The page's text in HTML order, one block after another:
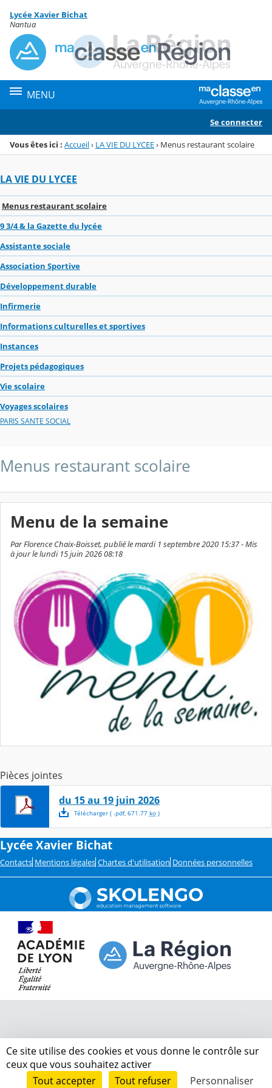
Menu de la rubrique
Contenu
Lycée Xavier Bichat
Nantua
MENU
Se connecter
Vous êtes ici : Accueil› LA VIE DU LYCEE› Menus restaurant scolaire
LA VIE DU LYCEE
Menus restaurant scolaire
9 3/4 & la Gazette du lycée
Assistante sociale
Association Sportive
Développement durable
Infirmerie
Informations culturelles et sportives
Instances
Projets pédagogiques
Vie scolaire
Voyages scolaires
PARIS SANTE SOCIAL
Menus restaurant scolaire
Menu de la semaine
Par Florence Chaix-Boisset, publié le mardi 1 septembre 2020 15:37 - Mis
à jour le lundi 15 juin 2026 08:18
Pièces jointes
du 15 au 19 juin 2026
Télécharger( .pdf, 671.77 ko)
Lycée Xavier Bichat
Contacts Mentions légales Chartes d'utilisation Données personnelles
Ce site utilise des cookies et vous donne le contrôle sur
ceux que vous souhaitez activer
Tout accepter
Tout refuser Personnaliser